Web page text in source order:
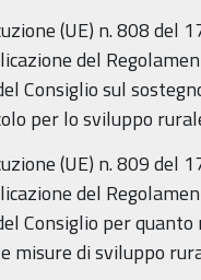
(UE) n. 808 del
del
Consiglio sul
per lo sviluppo
(UE) n. 809 del
del
Consiglio per
misure di sviluppo